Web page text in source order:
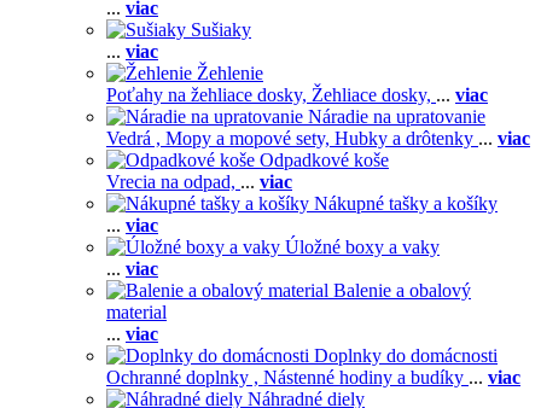
... viac
Sušiaky
... viac
Žehlenie
Poťahy na žehliace dosky, Žehliace dosky, ... viac
Náradie na upratovanie
Vedrá , Mopy a mopové sety, Hubky a drôtenky ... viac
Odpadkové koše
Vrecia na odpad, ... viac
Nákupné tašky a košíky
... viac
Úložné boxy a vaky
... viac
Balenie a obalový
material
... viac
Doplnky do domácnosti
Ochranné doplnky , Nástenné hodiny a budíky ... viac
Náhradné diely